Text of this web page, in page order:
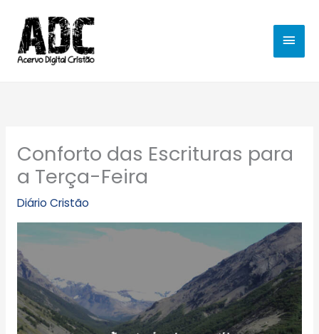
para
conteúdo
Conforto das Escrituras para
a Terça-Feira
Diário Cristão